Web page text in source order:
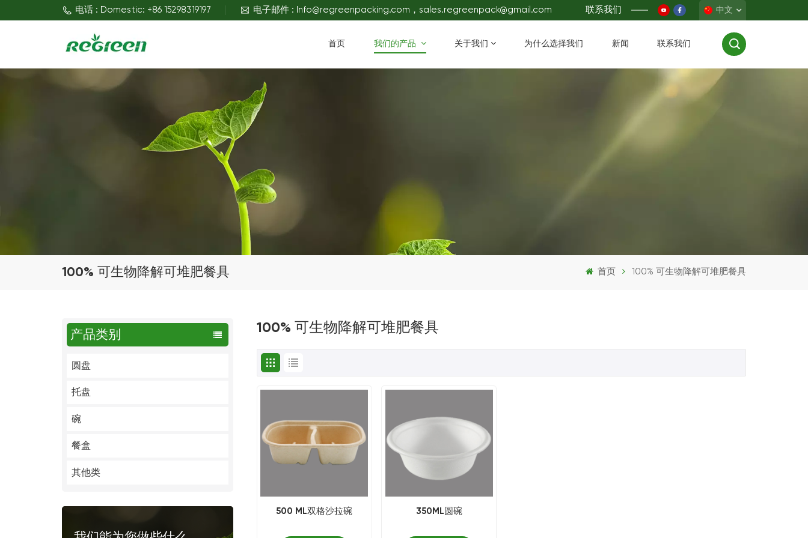
电话 : Domestic: +86 15298319197 电子邮件 : Info@regreenpacking.com，sales.regreenpack@gmail.com 联系我们 中文
Français
首页 我们的产品 关于我们 为什么选择我们 新闻 联系我们
100% 可生物降解可堆肥餐具 首页 100% 可生物降解可堆肥餐具
产品类别
圆盘
托盘
碗
餐盒
其他类
100% 可生物降解可堆肥餐具
500 ML双格沙拉碗 350ML圆碗